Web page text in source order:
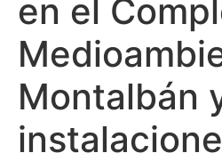
en el
Montalbán